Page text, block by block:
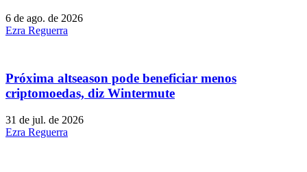
6 de ago. de 2026
Ezra Reguerra
Próxima altseason pode beneficiar menos
criptomoedas, diz Wintermute
31 de jul. de 2026
Ezra Reguerra